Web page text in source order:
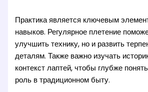
Практика является ключевым
навыков. Регулярное плетение
улучшить технику, но и развить
деталям. Также важно изучать
контекст лаптей, чтобы глубже
роль в традиционном быту.